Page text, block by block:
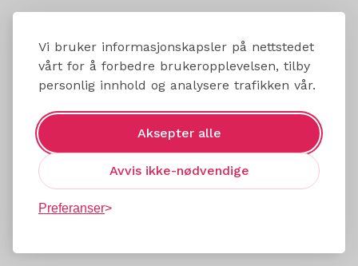
Vi bruker informasjonskapsler på nettstedet
vårt for å forbedre brukeropplevelsen, tilby
personlig innhold og analysere trafikken vår.
Aksepter alle
Avvis ikke-nødvendige
Preferanser